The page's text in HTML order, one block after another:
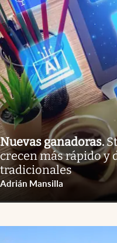
Nuevas ganadoras.
crecen más rápido y
tradicionales
Adrián Mansilla